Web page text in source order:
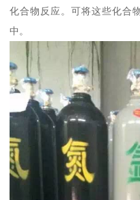
化合物反应。可将这些化合
中。